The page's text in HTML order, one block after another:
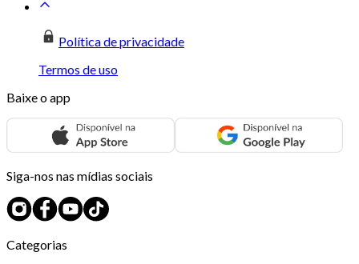
Política de privacidade
Termos de uso
Baixe o app
Siga-nos nas mídias sociais
Categorias